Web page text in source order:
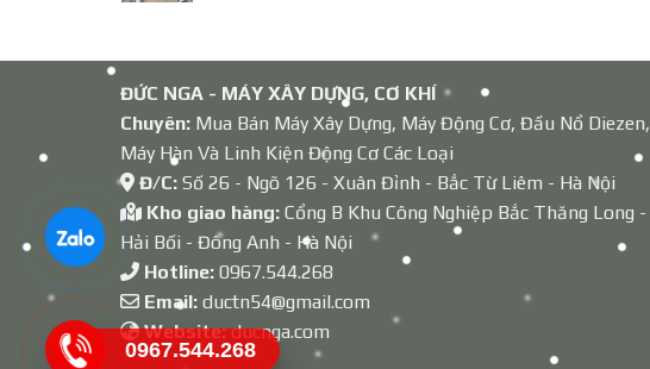
ĐỨC NGA - MÁY XÂY DỰNG, CƠ KHÍ
Chuyên:Mua Bán Máy Xây Dựng, Máy Động Cơ, Đầu Nổ Diezen,
Máy Hàn Và Linh Kiện Động Cơ Các Loại
Đ/C: Số 26 - Ngõ 126 - Xuân Đỉnh - Bắc Từ Liêm - Hà Nội
Kho giao hàng: Cổng B Khu Công Nghiệp Bắc Thăng Long -
Hải Bối - Đông Anh - Hà Nội
Hotline: 0967.544.268
Email: ductn54@gmail.com
Website:ducnga.com
0967.544.268